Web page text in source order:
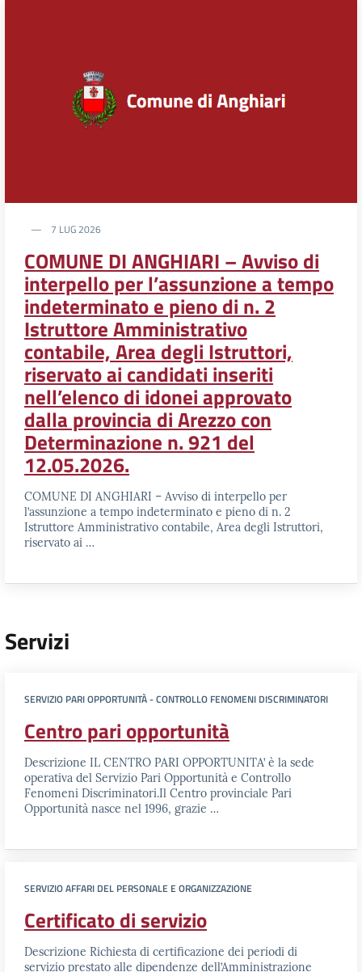
7 LUG 2026
COMUNE DI ANGHIARI – Avviso di
interpello per l’assunzione a tempo
indeterminato e pieno di n. 2
Istruttore Amministrativo
contabile, Area degli Istruttori,
riservato ai candidati inseriti
nell’elenco di idonei approvato
dalla provincia di Arezzo con
Determinazione n. 921 del
12.05.2026.
COMUNE DI ANGHIARI – Avviso di interpello per
l’assunzione a tempo indeterminato e pieno di n. 2
Istruttore Amministrativo contabile, Area degli Istruttori,
riservato ai …
Servizi
SERVIZIO PARI OPPORTUNITÀ - CONTROLLO FENOMENI DISCRIMINATORI
Centro pari opportunità
Descrizione IL CENTRO PARI OPPORTUNITA’ è la sede
operativa del Servizio Pari Opportunità e Controllo
Fenomeni Discriminatori.Il Centro provinciale Pari
Opportunità nasce nel 1996, grazie …
SERVIZIO AFFARI DEL PERSONALE E ORGANIZZAZIONE
Certificato di servizio
Descrizione Richiesta di certificazione dei periodi di
servizio prestato alle dipendenze dell’Amministrazione